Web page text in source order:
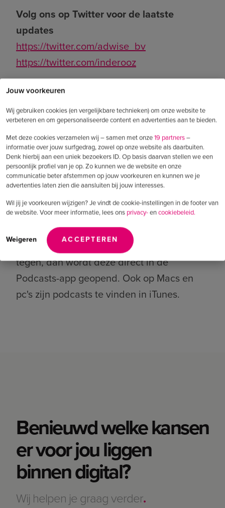
Jouw voorkeuren
Wij gebruiken cookies (en vergelijkbare technieken) om onze website te
verbeteren en om gepersonaliseerde content en advertenties aan te bieden.
Met deze cookies verzamelen wij – samen met onze19 partners–
informatie over jouw surfgedrag, zowel op onze website als daarbuiten.
Denk hierbij aan een uniek bezoekers ID. Op basis daarvan stellen we een
persoonlijk profiel van je op. Zo kunnen we de website en onze
communicatie beter afstemmen op jouw voorkeuren en kunnen we je
advertenties laten zien die aansluiten bij jouw interesses.
Wil jij je voorkeuren wijzigen? Je vindt de cookie-instellingen in de footer van
de website. Voor meer informatie, lees ons privacy-encookiebeleid.
Weigeren ACCEPTEREN
Volg ons op Twitter voor de laatste
updates
https://twitter.com/adwise_bv
https://twitter.com/inderooz
Abonneren op de podcast?
Op een iPhone of iPad is de Podcasts-app
standaard geïnstalleerd, op een Android
toestel kun je de Google Podcast-app
downloaden via de Play Store. Hierin kun
je zoeken naar podcasts, je abonneren en
afleveringen direct afspelen. Kom je op het
internet een iTunes-link naar een podcast
tegen, dan wordt deze direct in de
Podcasts-app geopend. Ook op Macs en
pc's zijn podcasts te vinden in iTunes.
Benieuwd welke kansen
er voor jou liggen
binnen digital?
Wij helpen je graag verder.